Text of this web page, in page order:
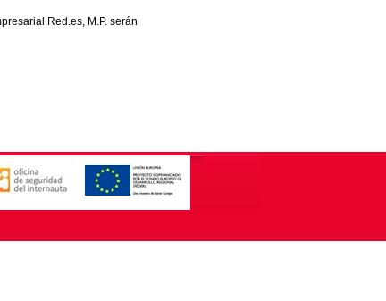
Red.es, M.P. serán